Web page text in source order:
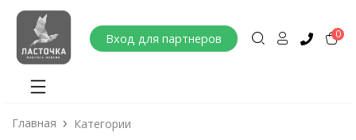
Вход для партнеров 0
Главная Категории